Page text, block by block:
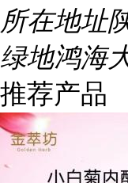
所在地址
绿地鸿海
推荐产品